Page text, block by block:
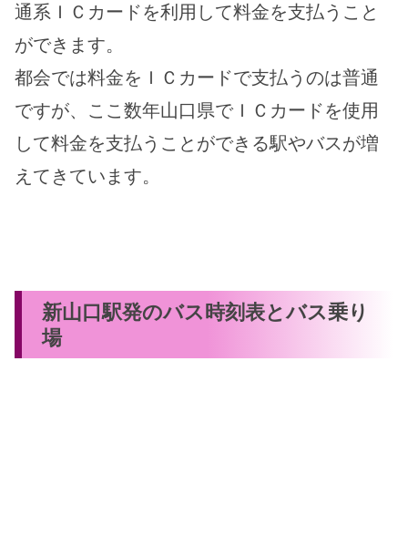
通系ＩＣカードを利用して料金を支払うこと
ができます。
都会では料金をＩＣカードで支払うのは普通
ですが、ここ数年山口県でＩＣカードを使用
して料金を支払うことができる駅やバスが増
えてきています。
新山口駅発のバス時刻表とバス乗り
場